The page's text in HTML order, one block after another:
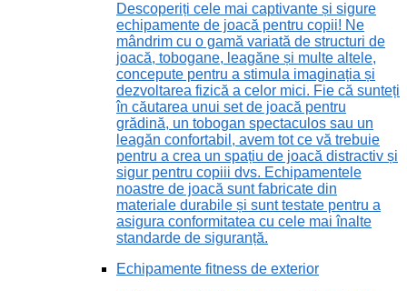
Descoperiți cele mai captivante și sigure
echipamente de joacă pentru copii! Ne
mândrim cu o gamă variată de structuri de
joacă, tobogane, leagăne și multe altele,
concepute pentru a stimula imaginația și
dezvoltarea fizică a celor mici. Fie că sunteți
în căutarea unui set de joacă pentru
grădină, un tobogan spectaculos sau un
leagăn confortabil, avem tot ce vă trebuie
pentru a crea un spațiu de joacă distractiv și
sigur pentru copiii dvs. Echipamentele
noastre de joacă sunt fabricate din
materiale durabile și sunt testate pentru a
asigura conformitatea cu cele mai înalte
standarde de siguranță.
Echipamente fitness de exterior